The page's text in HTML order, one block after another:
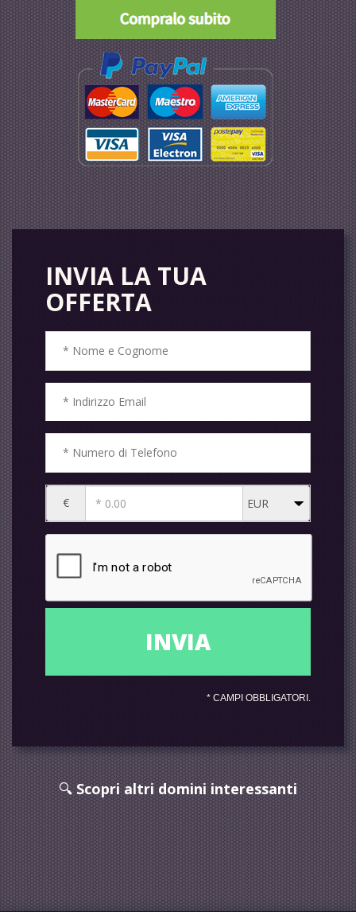
INVIA LA TUA
OFFERTA
€
* CAMPI OBBLIGATORI.
🔍Scopri altri domini interessanti